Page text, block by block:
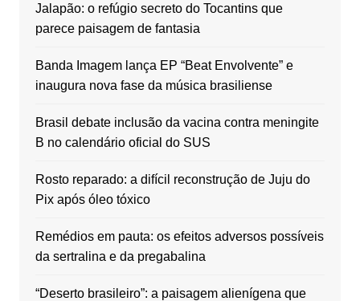
Jalapão: o refúgio secreto do Tocantins que
parece paisagem de fantasia
Banda Imagem lança EP “Beat Envolvente” e
inaugura nova fase da música brasiliense
Brasil debate inclusão da vacina contra meningite
B no calendário oficial do SUS
Rosto reparado: a difícil reconstrução de Juju do
Pix após óleo tóxico
Remédios em pauta: os efeitos adversos possíveis
da sertralina e da pregabalina
“Deserto brasileiro”: a paisagem alienígena que